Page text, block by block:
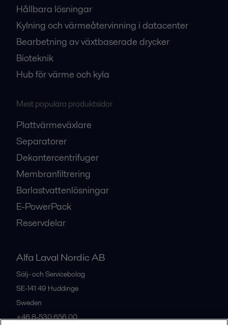
Hållbara lösningar
Kylning och värmeåtervinning i datacenter
Bearbetning av växtbaserade drycker
Bioteknik
Hub för värme och kyla
Mest populära produktsidor
Plattvärmeväxlare
Separatorer
Dekantercentrifuger
Membranfiltrering
Barlastvattenlösningar
E-PowerPack
Reservdelar
Alfa Laval Nordic AB
Sälj- och Servicebolag
SE-141 49 Huddinge
Sweden
+46 8-530 656 00